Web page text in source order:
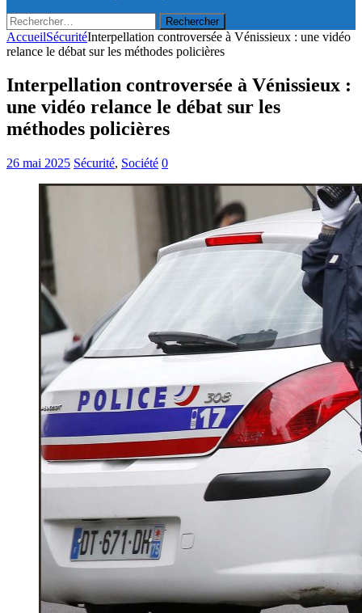
Rechercher :
AccueilSécuritéInterpellation controversée à Vénissieux : une vidéo
relance le débat sur les méthodes policières
Interpellation controversée à Vénissieux :
une vidéo relance le débat sur les
méthodes policières
26 mai 2025 Sécurité, Société 0